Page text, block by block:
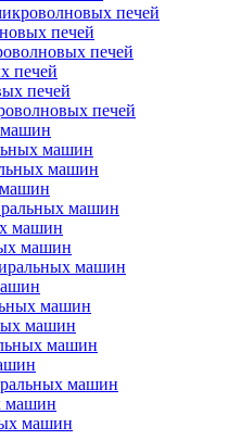
печей
печей
печей
печей
печей
печей
машин
машин
машин
машин
машин
машин
машин
машин
машин
машин
машин
машин
машин